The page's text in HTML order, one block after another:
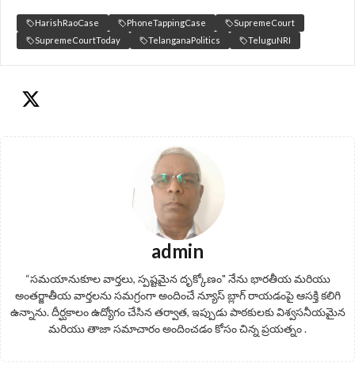
HarishRaoCase PhoneTappingCase
SupremeCourt
SupremeCourtToday
TelanganaPolitics TeluguNRI
admin
“సమయానుకూల వార్తలు, స్పష్టమైన దృక్కోణం" నేను భారతీయ మరియు
అంతర్జాతీయ వార్తలను సమగ్రంగా అందించే న్యూస్ బ్లాగ్ రాయడంపై ఆసక్తి కలిగి
ఉన్నాను. దీర్ఘకాలం ఉద్యోగం చేసిన తర్వాత, ఇప్పుడు పాఠకులకు విశ్వసనీయమైన
మరియు తాజా సమాచారం అందించడం కోసం చిన్న ప్రయత్నం .